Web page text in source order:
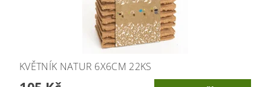
KVĚTNÍK NATUR 6X6CM 22KS